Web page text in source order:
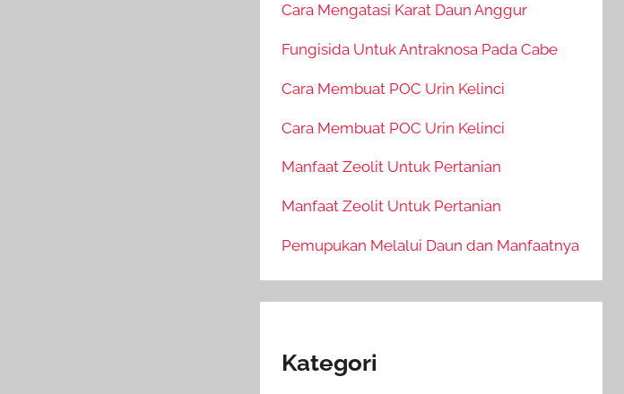
Cara Mengatasi Karat Daun Anggur
Fungisida Untuk Antraknosa Pada Cabe
Cara Membuat POC Urin Kelinci
Cara Membuat POC Urin Kelinci
Manfaat Zeolit Untuk Pertanian
Manfaat Zeolit Untuk Pertanian
Pemupukan Melalui Daun dan Manfaatnya
Kategori